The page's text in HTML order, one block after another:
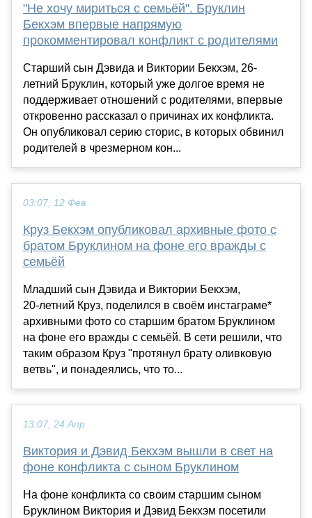
"Не хочу мириться с семьёй". Бруклин
Бекхэм впервые напрямую
прокомментировал конфликт с родителями
Старший сын Дэвида и Виктории Бекхэм, 26-
летний Бруклин, который уже долгое время не
поддерживает отношений с родителями, впервые
откровенно рассказал о причинах их конфликта.
Он опубликовал серию сторис, в которых обвинил
родителей в чрезмерном кон...
03:07, 12 Фев
Круз Бекхэм опубликовал архивные фото с
братом Бруклином на фоне его вражды с
семьёй
Младший сын Дэвида и Виктории Бекхэм,
20‑летний Круз, поделился в своём инстаграме*
архивными фото со старшим братом Бруклином
на фоне его вражды с семьёй. В сети решили, что
таким образом Круз "протянул брату оливковую
ветвь", и понадеялись, что то...
13:07, 24 Апр
Виктория и Дэвид Бекхэм вышли в свет на
фоне конфликта с сыном Бруклином
На фоне конфликта со своим старшим сыном
Бруклином Виктория и Дэвид Бекхэм посетили